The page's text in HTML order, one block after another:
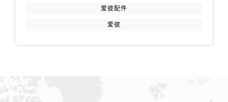
江苏省盐城市盐都区世纪大道5号盐城金融城写字楼1号楼16层1604室爱彼售后服务中心（需提前预约）
爱彼配件
爱彼